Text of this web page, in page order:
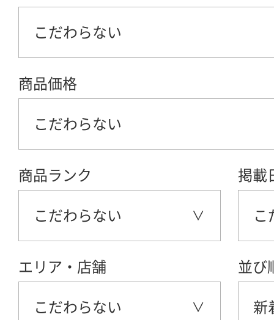
こだわらない
商品価格
こだわらない
商品ランク
こだわらない
掲載
こ
エリア・店舗
こだわらない
並び
新